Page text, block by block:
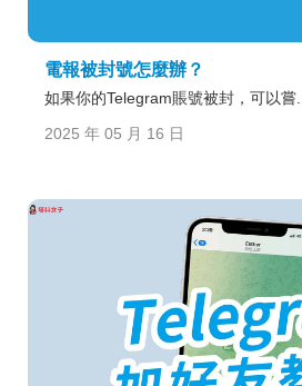
電報被封號怎麼辦？
如果你的Telegram賬號被封，可以嘗...
2025 年 05 月 16 日